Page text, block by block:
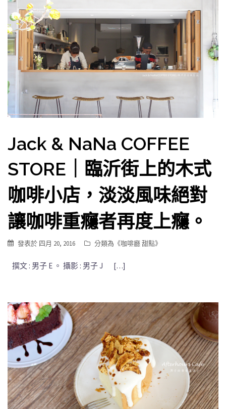
Jack & NaNa COFFEE
STORE｜臨沂街上的木式
咖啡小店，淡淡風味絕對
讓咖啡重癮者再度上癮。
發表於 四月 20, 2016 分類為《咖啡廳 甜點》
撰文 : 男子 E 。 攝影 : 男子 J […]